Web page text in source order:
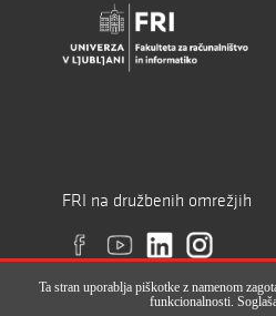
FRI na družbenih omrežjih
Ta stran uporablja piškotke z namenom
funkcionalnosti.